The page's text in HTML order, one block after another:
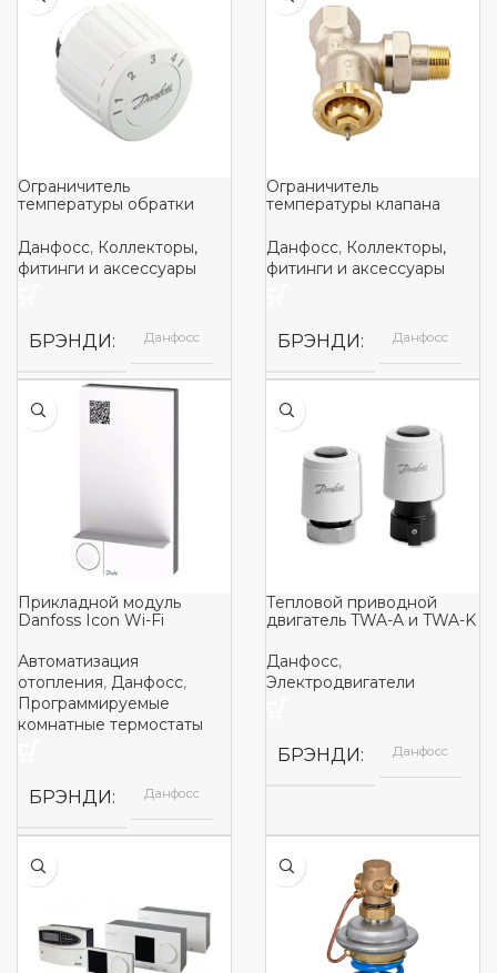
Ограничитель
температуры обратки
Данфосс, Коллекторы,
фитинги и аксессуары
БРЭНДИ Данфосс
Ограничитель
температуры клапана
Данфосс, Коллекторы,
фитинги и аксессуары
БРЭНДИ Данфосс
Прикладной модуль
Danfoss Icon Wi-Fi
Автоматизация
отопления, Данфосс,
Программируемые
комнатные термостаты
БРЭНДИ Данфосс
Тепловой приводной
двигатель TWA-A и TWA-K
Данфосс,
Электродвигатели
БРЭНДИ Данфосс